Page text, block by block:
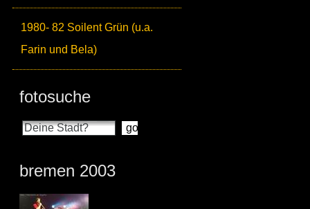
1980- 82 Soilent Grün (u.a.
Farin und Bela)
fotosuche
bremen 2003